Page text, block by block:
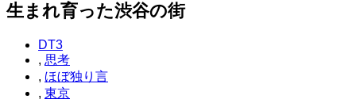
生まれ育った渋谷の街
DT3
, 思考
, ほぼ独り言
, 東京